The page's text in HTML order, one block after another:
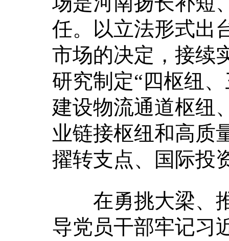
任。以立法形式出
市场的决定，接续
研究制定“四枢纽
建设物流通道枢纽
业链接枢纽和高质
擢转支点、国际投
在勇挑大梁、推
导党员干部牢记习